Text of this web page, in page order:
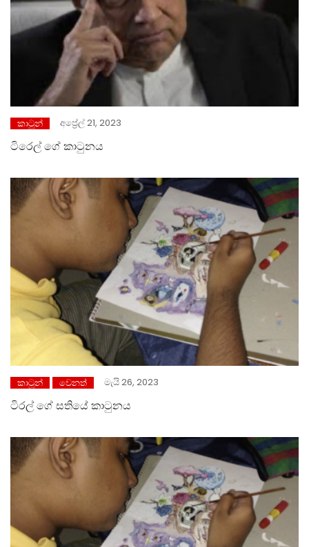
කාටූන් අප්‍රේල් 21, 2023
ටිරෙල් ගේ කාටුනය
කාටූන් වෙනත් මැයි 26, 2023
ටිරල් ගේ සතියේ කාටුනය